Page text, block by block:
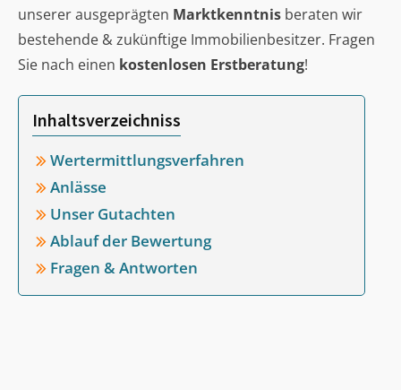
unserer ausgeprägten Marktkenntnis beraten wir
bestehende & zukünftige Immobilienbesitzer. Fragen
Sie nach einen kostenlosen Erstberatung!
Inhaltsverzeichniss
Wertermittlungsverfahren
Anlässe
Unser Gutachten
Ablauf der Bewertung
Fragen & Antworten